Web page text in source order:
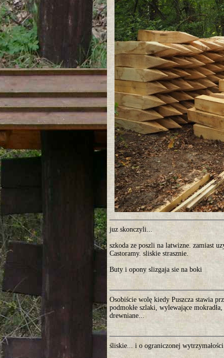
juz skonczyli...
szkoda ze poszli na latwizne. zamiast
Castoramy. sliskie strasznie.
Buty i opony slizgaja sie na boki
Osobiście wolę kiedy Puszcza stawia
podmokłe szlaki, wylewające
drewniane...
śliskie... i o ograniczonej wytrzymałości